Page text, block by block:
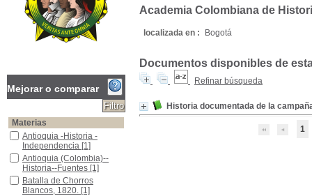
Academia Colombiana de
localizada en : Bogotá
Documentos disponibles de
Refinar búsqueda
Historia documentada de la
1
Mejorar o comparar
Materias
Antioquia -Historia - Independencia
Antioquia -Historia -
Independencia [1]
Antioquia (Colombia)--Historia--Fuentes
Antioquia (Colombia)--
Historia--Fuentes [1]
Batalla de Chorros Blancos, 1820.
Batalla de Chorros
Blancos, 1820. [1]